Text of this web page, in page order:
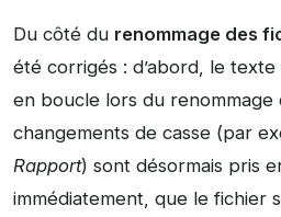
Du côté du renommage des
été corrigés : d’abord, le texte
en boucle lors du renommage
changements de casse (par
Rapport) sont désormais pris
immédiatement, que le fichier